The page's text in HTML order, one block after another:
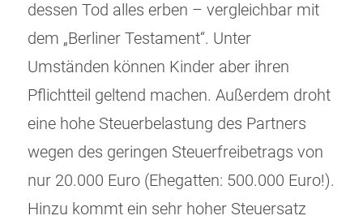
dessen Tod alles erben – vergleichbar mit
dem „Berliner Testament“. Unter
Umständen können Kinder aber ihren
Pflichtteil geltend machen. Außerdem droht
eine hohe Steuerbelastung des Partners
wegen des geringen Steuerfreibetrags von
nur 20.000 Euro (Ehegatten: 500.000 Euro!).
Hinzu kommt ein sehr hoher Steuersatz